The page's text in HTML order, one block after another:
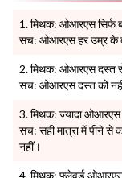
मिथक: ओआरएस सिर्फ
सच: ओआरएस हर उम्र के
मिथक: ओआरएस दस्त
सच: ओआरएस दस्त को नहीं
मिथक: ज्यादा ओआरएस
सच: सही मात्रा में पीने से
नहीं।
मिथक: फ्लेवर्ड